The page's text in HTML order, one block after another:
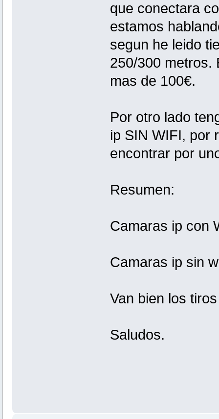
que conectara
estamos
segun he leido
250/300 metros.
mas de 100€.
Por otro lado
ip SIN WIFI, por
encontrar por
Resumen:
Camaras ip con
Camaras ip sin
Van bien los
Saludos.